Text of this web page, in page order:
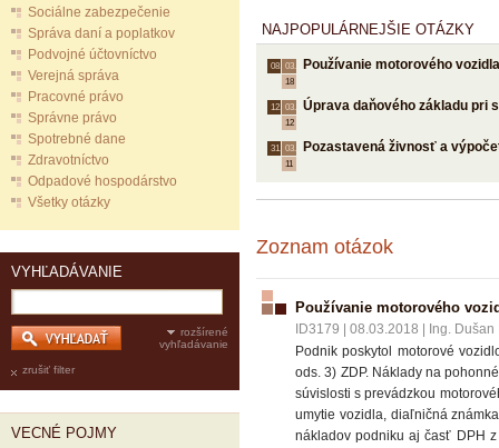
Sociálne zabezpečenie
Správa daní a poplatkov
Podvojné účtovníctvo
Verejná správa
Pracovné právo
Správne právo
Spotrebné dane
Zdravotníctvo
Odpadové hospodárstvo
Všetky otázky
VYHĽADÁVANIE
rozšírené
vyhľadávanie
zrušiť filter
VECNÉ POJMY
NAJPOPULÁRNEJŠIE OTÁZKY
08. 03.
18
Používanie motorového
12. 03.
12
Úprava daňového základu pri
31. 03.
11
Pozastavená živnosť a
Zoznam otázok
Používanie motorového
ID3179 08.03.2018
Ing.
Podnik poskytol motorové
ods. 3) ZDP. Náklady na
súvislosti s prevádzkou
umytie vozidla, diaľničná
nákladov podniku aj časť DPH